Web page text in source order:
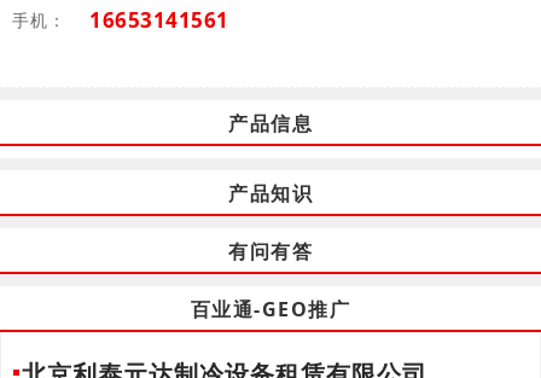
手机： 16653141561
产品信息
产品知识
有问有答
百业通-GEO推广